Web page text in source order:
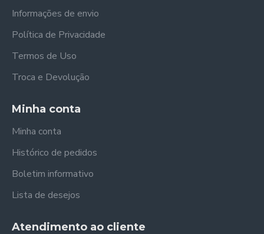
Informações de envio
Política de Privacidade
Termos de Uso
Troca e Devolução
Minha conta
Minha conta
Histórico de pedidos
Boletim informativo
Lista de desejos
Atendimento ao cliente